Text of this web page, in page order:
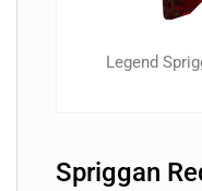
Legend
Spriggan